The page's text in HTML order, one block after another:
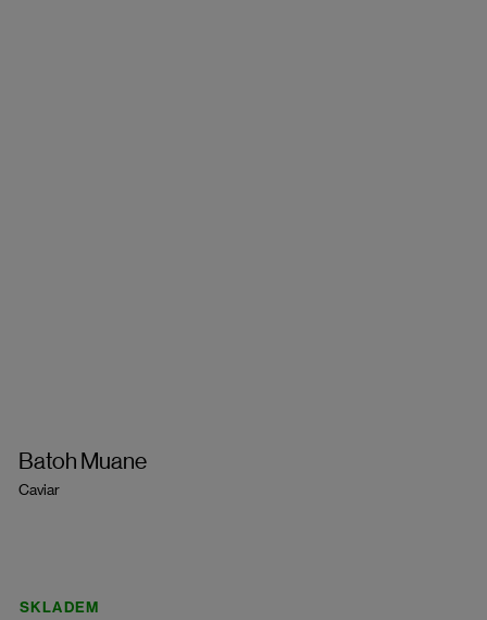
Batoh Muane
Caviar
SKLADEM